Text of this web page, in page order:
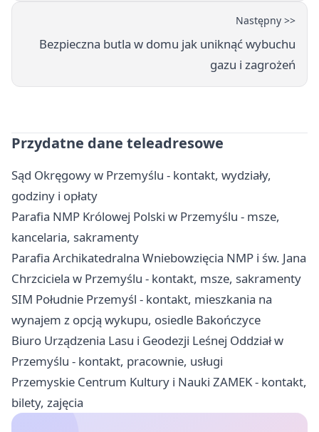
Następny >>
Bezpieczna butla w domu jak uniknąć wybuchu
gazu i zagrożeń
Przydatne dane teleadresowe
Sąd Okręgowy w Przemyślu - kontakt, wydziały,
godziny i opłaty
Parafia NMP Królowej Polski w Przemyślu - msze,
kancelaria, sakramenty
Parafia Archikatedralna Wniebowzięcia NMP i św. Jana
Chrzciciela w Przemyślu - kontakt, msze, sakramenty
SIM Południe Przemyśl - kontakt, mieszkania na
wynajem z opcją wykupu, osiedle Bakończyce
Biuro Urządzenia Lasu i Geodezji Leśnej Oddział w
Przemyślu - kontakt, pracownie, usługi
Przemyskie Centrum Kultury i Nauki ZAMEK - kontakt,
bilety, zajęcia